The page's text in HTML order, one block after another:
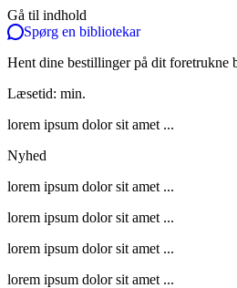
Gå til indhold
Spørg en bibliotekar
Hent dine bestillinger på dit foretrukne
Læsetid: min.
lorem ipsum dolor sit amet ...
Nyhed
lorem ipsum dolor sit amet ...
lorem ipsum dolor sit amet ...
lorem ipsum dolor sit amet ...
lorem ipsum dolor sit amet ...